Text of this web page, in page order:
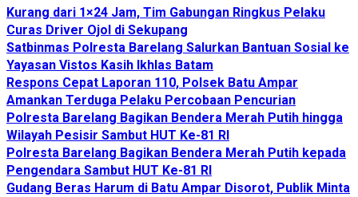
Kurang dari 1×24 Jam, Tim Gabungan Ringkus Pelaku
Curas Driver Ojol di Sekupang
Satbinmas Polresta Barelang Salurkan Bantuan Sosial ke
Yayasan Vistos Kasih Ikhlas Batam
Respons Cepat Laporan 110, Polsek Batu Ampar
Amankan Terduga Pelaku Percobaan Pencurian
Polresta Barelang Bagikan Bendera Merah Putih hingga
Wilayah Pesisir Sambut HUT Ke-81 RI
Polresta Barelang Bagikan Bendera Merah Putih kepada
Pengendara Sambut HUT Ke-81 RI
Gudang Beras Harum di Batu Ampar Disorot, Publik Minta